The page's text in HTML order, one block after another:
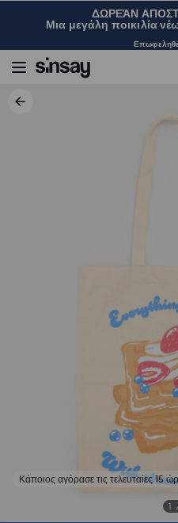
ΔΩΡΕΆΝ
Μια μεγάλη ποικιλία
Κάποιος αγόρασε τις τελευταίες 15
1